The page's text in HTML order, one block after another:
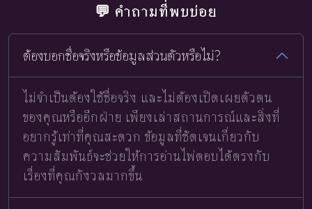
💬 คำถามที่พบบ่อย
ต้องบอกชื่อจริงหรือข้อมูลส่วนตัวหรือไม่?
ไม่จำเป็นต้องใช้ชื่อจริง และไม่ต้องเปิดเผยตัวตน
ของคุณหรืออีกฝ่าย เพียงเล่าสถานการณ์และสิ่งที่
อยากรู้เท่าที่คุณสะดวก ข้อมูลที่ชัดเจนเกี่ยวกับ
ความสัมพันธ์จะช่วยให้การอ่านไพ่ตอบได้ตรงกับ
เรื่องที่คุณกังวลมากขึ้น